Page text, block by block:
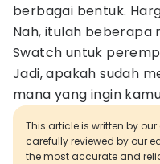
berbagai bentuk.
Nah, itulah beberapa
Swatch untuk
Jadi, apakah sudah
mana yang ingin
This article is written by
carefully reviewed by our
the most accurate and